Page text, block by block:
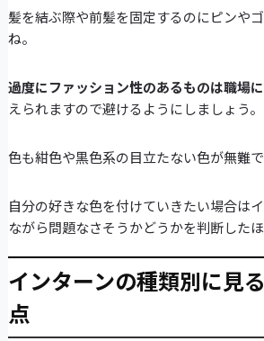
髪を結ぶ際や前髪を固定するのにピンや
ね。
過度にファッション性のあるものは職場
えられますので避けるようにしましょう。
色も紺色や黒色系の目立たない色が無難で
自分の好きな色を付けていきたい場合は
ながら問題なさそうかどうかを判断した
インターンの種類別に見
点